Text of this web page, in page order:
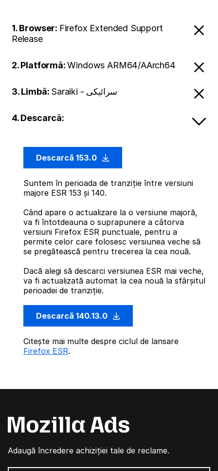
1. Browser: Firefox Extended Support
Release
2. Platformă:Windows ARM64/AArch64
3. Limbă: Saraiki - سرائیکی
4. Descarcă:
Descarcă 153.0
Suntem în perioada de tranziție între versiuni
majore ESR 153 și 140.
Când apare o actualizare la o versiune majoră,
va fi întotdeauna o suprapunere a câtorva
versiuni Firefox ESR punctuale, pentru a
permite celor care folosesc versiunea veche să
se pregătească pentru trecerea la cea nouă.
Dacă alegi să descarci versiunea ESR mai veche,
va fi actualizată automat la cea nouă la sfârșitul
perioadei de tranziție.
Descarcă 140.13.0
Citește mai multe despre ciclul de lansare
Firefox ESR.
Adaugă încredere achiziției tale de reclame.